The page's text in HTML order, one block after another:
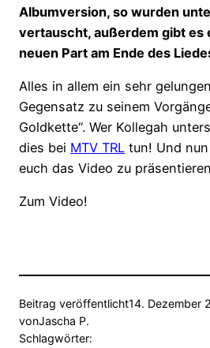
Albumversion, so wurden
vertauscht, außerdem gibt es
neuen Part am Ende des
Alles in allem ein sehr
Gegensatz zu seinem
Goldkette“. Wer Kollegah
dies bei MTV TRL tun! Und
euch das Video zu
Zum Video!
Beitrag veröffentlicht14. Dezember
vonJascha P.
Schlagwörter: